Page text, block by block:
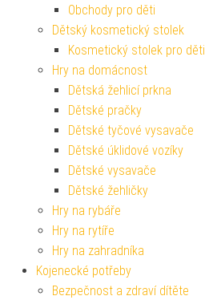
Obchody pro děti
Dětský kosmetický stolek
Kosmetický stolek pro děti
Hry na domácnost
Dětská žehlicí prkna
Dětské pračky
Dětské tyčové vysavače
Dětské úklidové vozíky
Dětské vysavače
Dětské žehličky
Hry na rybáře
Hry na rytíře
Hry na zahradníka
Kojenecké potřeby
Bezpečnost a zdraví dítěte